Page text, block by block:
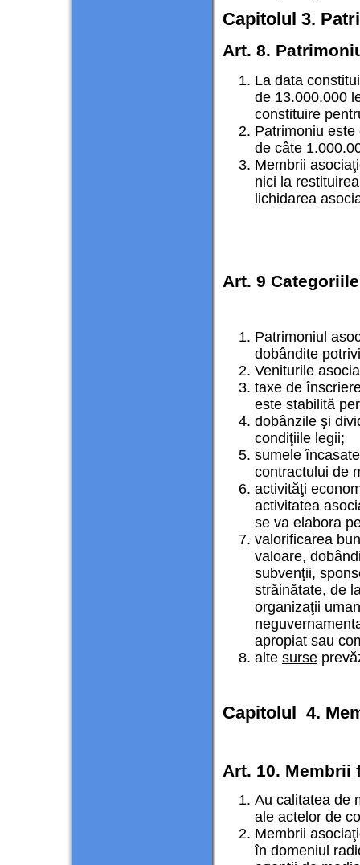
Capitolul 3.
Art. 8.
La data
de 13.000.000
constituire
Patrimoniu
de câte
Membrii
nici la
lichidarea
Art. 9
Patrimoniul
dobândite
Veniturile
taxe de
este stabilită
dobânzile şi
condiţiile legii;
sumele
contractului de
activităţi
activitatea
se va elabora
valorificarea
valoare,
subvenţii,
străinătate, de
organizaţii
apropiat sau
alte surse
Capitolul 4.
Art. 10.
Au calitatea de
ale actelor de
Membrii
în domeniul